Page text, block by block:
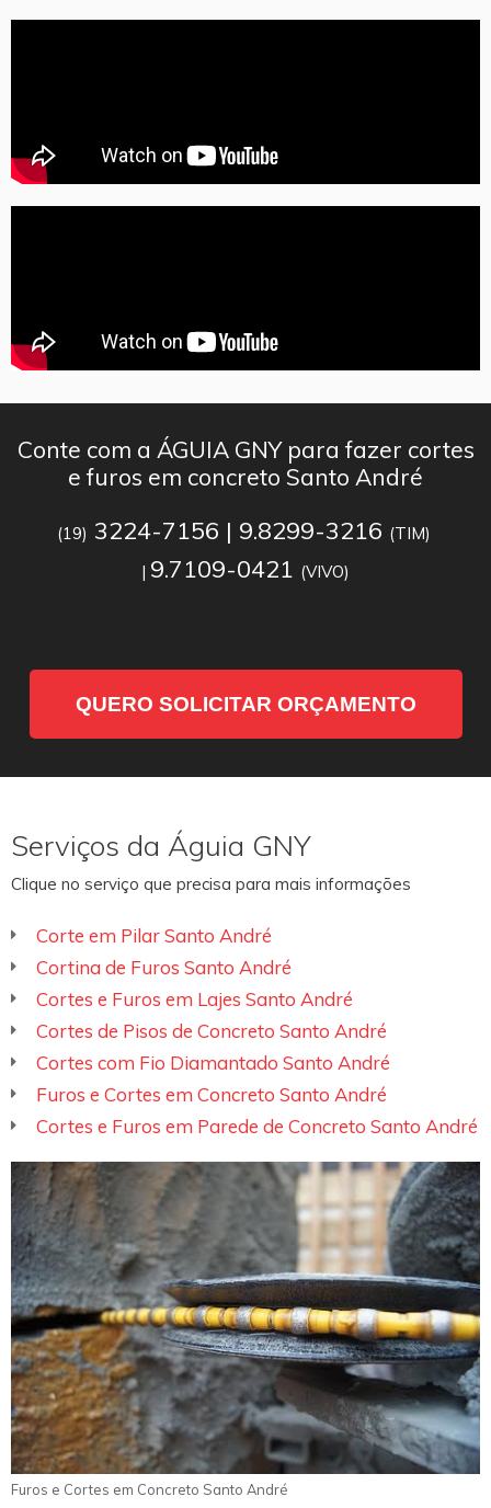
Conte com a ÁGUIA GNY para fazer cortes
e furos em concreto Santo André
(19) 3224-7156 | 9.8299-3216 (TIM)
| 9.7109-0421 (VIVO)
QUERO SOLICITAR ORÇAMENTO
Serviços da Águia GNY
Clique no serviço que precisa para mais informações
Corte em Pilar Santo André
Cortina de Furos Santo André
Cortes e Furos em Lajes Santo André
Cortes de Pisos de Concreto Santo André
Cortes com Fio Diamantado Santo André
Furos e Cortes em Concreto Santo André
Cortes e Furos em Parede de Concreto Santo André
Furos e Cortes em Concreto Santo André